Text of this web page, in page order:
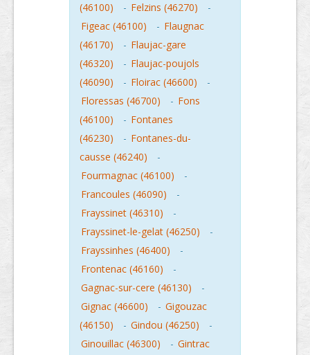
(46100)
- Felzins (46270)
-
Figeac (46100)
- Flaugnac
(46170)
- Flaujac-gare
(46320)
- Flaujac-poujols
(46090)
- Floirac (46600)
-
Floressas (46700)
- Fons
(46100)
- Fontanes
(46230)
- Fontanes-du-
causse (46240)
-
Fourmagnac (46100)
-
Francoules (46090)
-
Frayssinet (46310)
-
Frayssinet-le-gelat (46250)
-
Frayssinhes (46400)
-
Frontenac (46160)
-
Gagnac-sur-cere (46130)
-
Gignac (46600)
- Gigouzac
(46150)
- Gindou (46250)
-
Ginouillac (46300)
- Gintrac